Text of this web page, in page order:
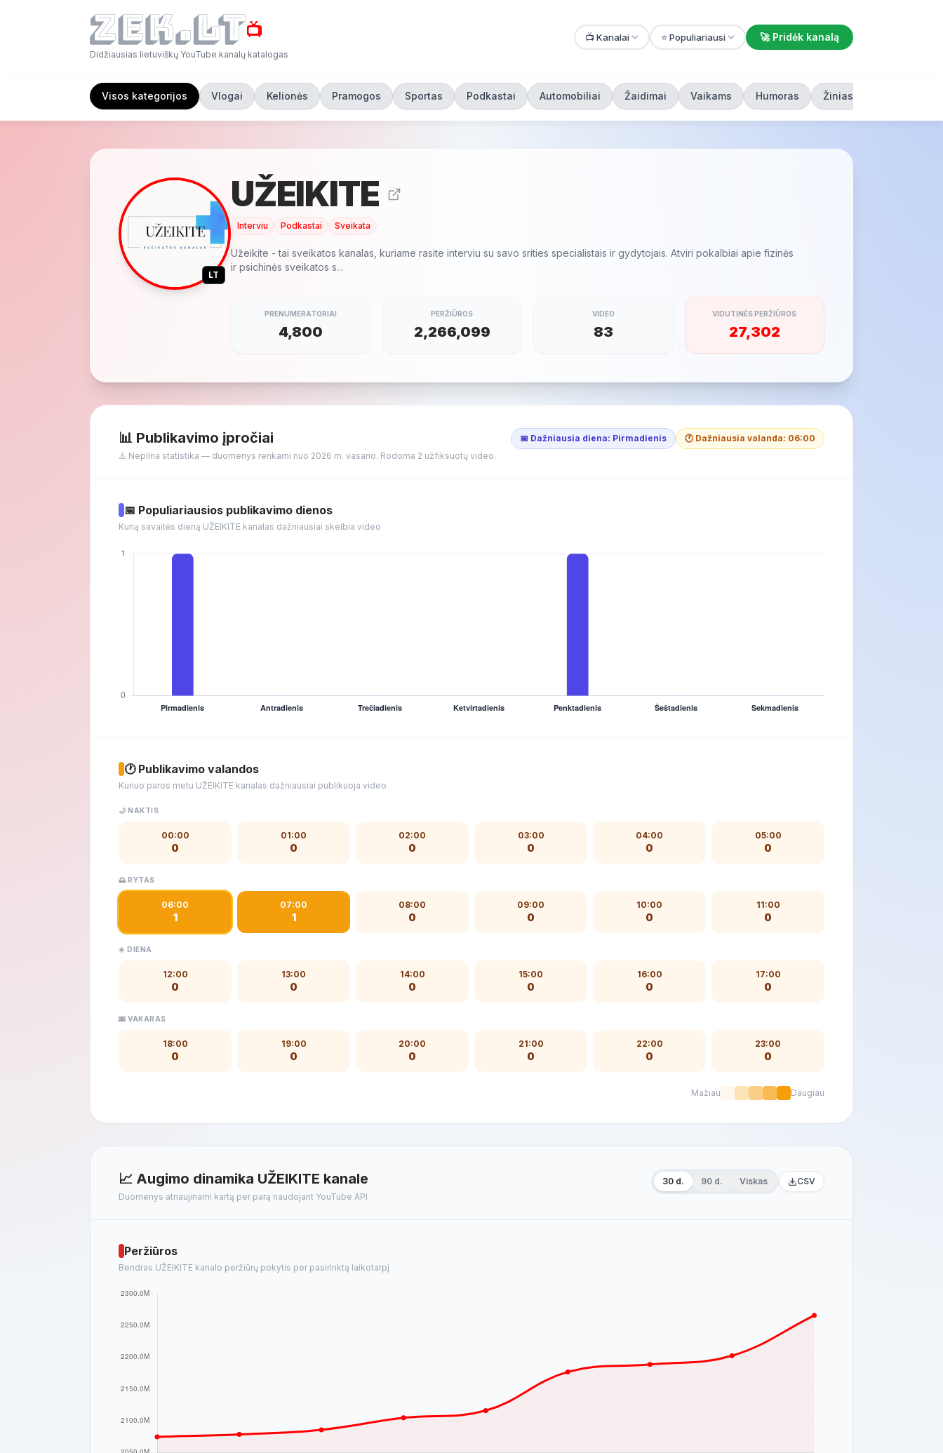
📺
Didžiausias lietuviškų YouTube kanalų katalogas
📺 Kanalai ⭐ Populiariausi 🚀 Pridėk kanalą
Visos kategorijos Vlogai Kelionės Pramogos Sportas Podkastai Automobiliai Žaidimai Vaikams Humoras Žiniasklaida
LT
UŽEIKITE
Interviu Podkastai Sveikata
Užeikite - tai sveikatos kanalas, kuriame rasite interviu su savo srities specialistais ir gydytojais. Atviri pokalbiai apie fizinės
ir psichinės sveikatos s...
PRENUMERATORIAI
4,800
PERŽIŪROS
2,266,099
VIDEO
83
VIDUTINĖS PERŽIŪROS
27,302
📊 Publikavimo įpročiai
⚠️ Nepilna statistika — duomenys renkami nuo 2026 m. vasario. Rodoma 2 užfiksuotų video.
📅 Dažniausia diena: Pirmadienis 🕐 Dažniausia valanda: 06:00
📅 Populiariausios publikavimo dienos
Kurią savaitės dieną UŽEIKITE kanalas dažniausiai skelbia video
🕐 Publikavimo valandos
Kuriuo paros metu UŽEIKITE kanalas dažniausiai publikuoja video
🌙 NAKTIS
00:00
0
01:00
0
02:00
0
03:00
0
04:00
0
05:00
0
🌅 RYTAS
06:00
1
07:00
1
08:00
0
09:00
0
10:00
0
11:00
0
☀️ DIENA
12:00
0
13:00
0
14:00
0
15:00
0
16:00
0
17:00
0
🌆 VAKARAS
18:00
0
19:00
0
20:00
0
21:00
0
22:00
0
23:00
0
Mažiau Daugiau
📈 Augimo dinamika UŽEIKITE kanale
Duomenys atnaujinami kartą per parą naudojant YouTube API
30 d. 90 d. Viskas CSV
Peržiūros
Bendras UŽEIKITE kanalo peržiūrų pokytis per pasirinktą laikotarpį